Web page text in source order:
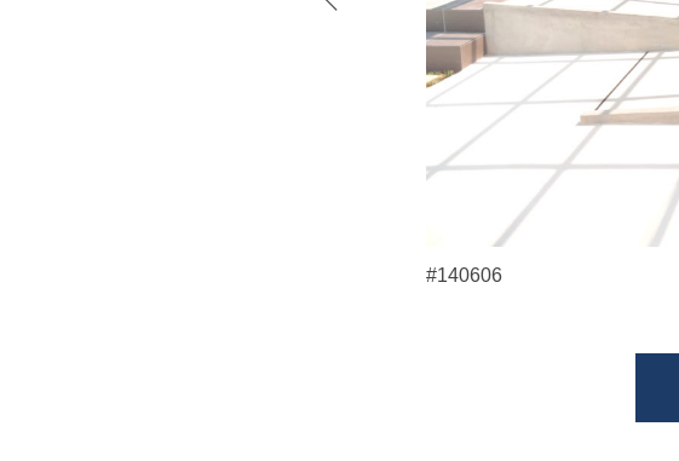
#140606